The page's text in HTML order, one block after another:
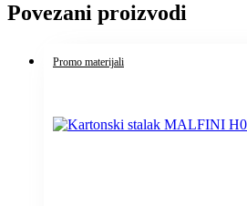
Povezani proizvodi
Promo materijali